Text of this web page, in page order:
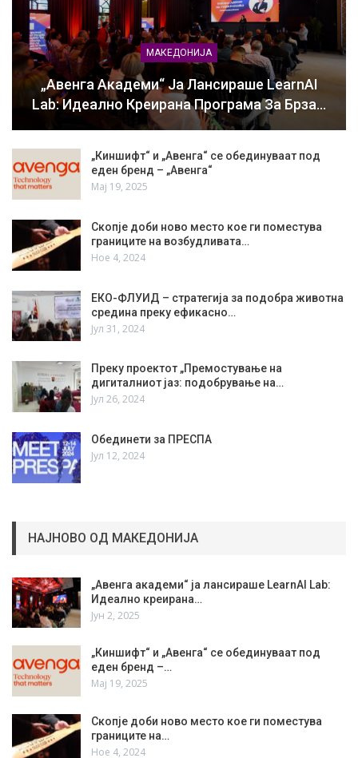
МАКЕДОНИЈА
„Авенга Академи“ Ја Лансираше LearnAI
Lab: Идеално Креирана Програма За Брза…
„Киншифт“ и „Авенга“ се обединуваат под
еден бренд – „Авенга“
Мај 19, 2025
Скопје доби ново место кое ги поместува
границите на возбудливата…
Ное 4, 2024
ЕКО-ФЛУИД – стратегија за подобра животна
средина преку ефикасно…
Јул 31, 2024
Преку проектот „Премостување на
дигиталниот јаз: подобрување на…
Јул 26, 2024
Обединети за ПРЕСПА
Јул 12, 2024
НАЈНОВО ОД МАКЕДОНИЈА
„Авенга академи“ ја лансираше LearnAI Lab:
Идеално креирана…
Јун 2, 2025
„Киншифт“ и „Авенга“ се обединуваат под
еден бренд –…
Мај 19, 2025
Скопје доби ново место кое ги поместува
границите на…
Ное 4, 2024